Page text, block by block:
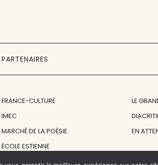
PARTENAIRES
FRANCE-CULTURE
IMEC
MARCHÉ DE LA POÉSIE
ÉCOLE ESTIENNE
LE
EN